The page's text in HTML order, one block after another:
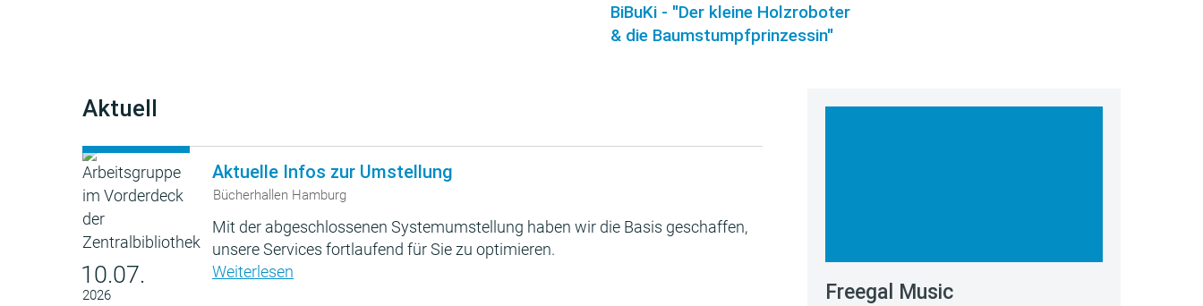
BiBuKi - "Der kleine Holzroboter
& die Baumstumpfprinzessin"
Aktuell
10.07.
2026
Aktuelle Infos zur Umstellung
Bücherhallen Hamburg
Mit der abgeschlossenen Systemumstellung haben wir die Basis geschaffen,
unsere Services fortlaufend für Sie zu optimieren.
Weiterlesen
Freegal Music